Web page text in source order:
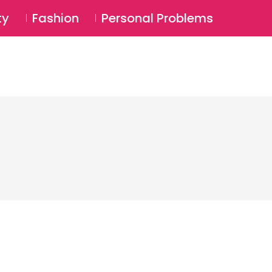
Login ⚲
Fashion Personal Problems